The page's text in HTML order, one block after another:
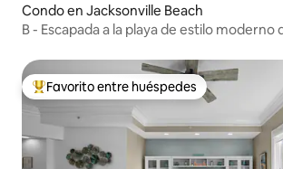
Condo en Jacksonville Beach
B - Escapada a la playa de estilo moderno
Favorito entre huéspedes preferido
Favorito entre huéspedes